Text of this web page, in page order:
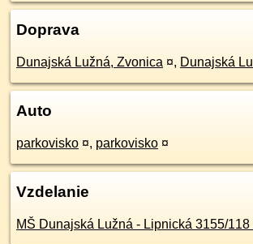
Doprava
Dunajská Lužná, Zvonica ¤, Dunajská
Auto
parkovisko ¤, parkovisko ¤
Vzdelanie
MŠ Dunajská Lužná - Lipnická 3155/118